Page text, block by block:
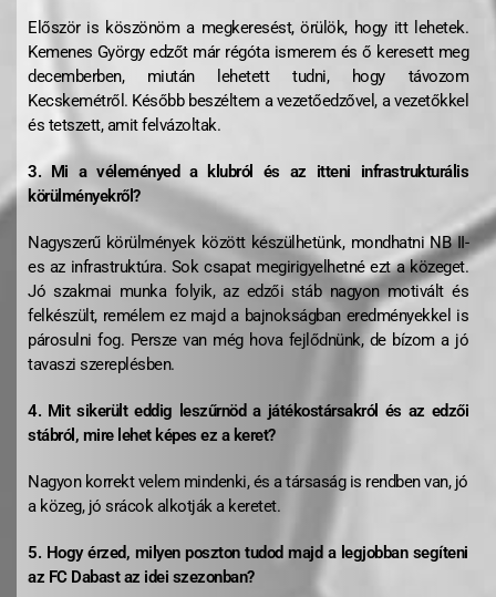
Először is köszönöm a megkeresést, örülök, hogy itt lehetek.
Kemenes György edzőt már régóta ismerem és ő keresett meg
decemberben, miután lehetett tudni, hogy távozom
Kecskemétről. Később beszéltem a vezetőedzővel, a vezetőkkel
és tetszett, amit felvázoltak.
3. Mi a véleményed a klubról és az itteni infrastrukturális
körülményekről?
Nagyszerű körülmények között készülhetünk, mondhatni NB II-
es az infrastruktúra. Sok csapat megirigyelhetné ezt a közeget.
Jó szakmai munka folyik, az edzői stáb nagyon motivált és
felkészült, remélem ez majd a bajnokságban eredményekkel is
párosulni fog. Persze van még hova fejlődnünk, de bízom a jó
tavaszi szereplésben.
4. Mit sikerült eddig leszűrnöd a játékostársakról és az edzői
stábról, mire lehet képes ez a keret?
Nagyon korrekt velem mindenki, és a társaság is rendben van, jó
a közeg, jó srácok alkotják a keretet.
5. Hogy érzed, milyen poszton tudod majd a legjobban segíteni
az FC Dabast az idei szezonban?